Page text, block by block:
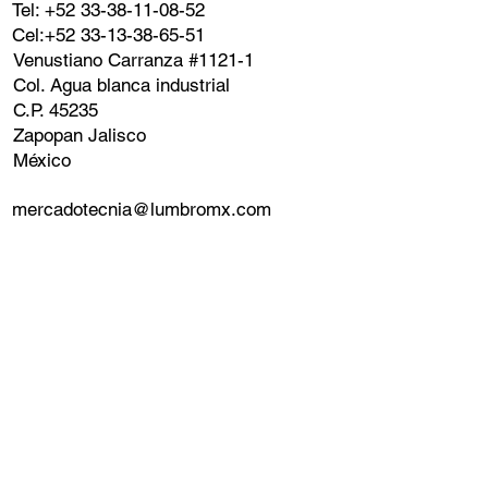
Tel: +52 33-38-11-08-52
Cel:+52 33-13-38-65-51
Venustiano Carranza #1121-1
Col. Agua blanca industrial
C.P. 45235
Zapopan Jalisco
México
mercadotecnia@lumbromx.com